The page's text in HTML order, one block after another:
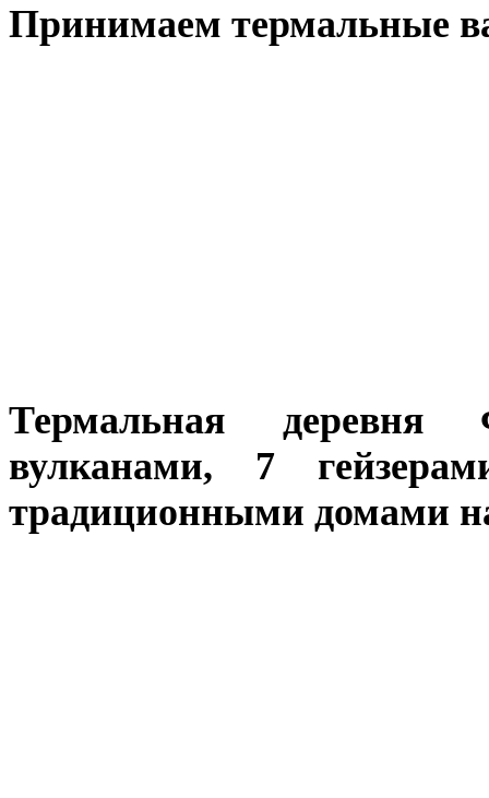
Принимаем термальные
Термальная деревня
вулканами, 7
традиционными домами